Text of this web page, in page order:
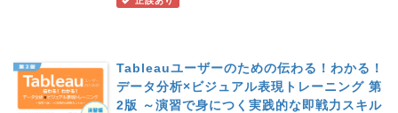
Tableauユーザーのための伝わる！わかる！
データ分析×ビジュアル表現トレーニング 第
2版 ～演習で身につく実践的な即戦力スキル